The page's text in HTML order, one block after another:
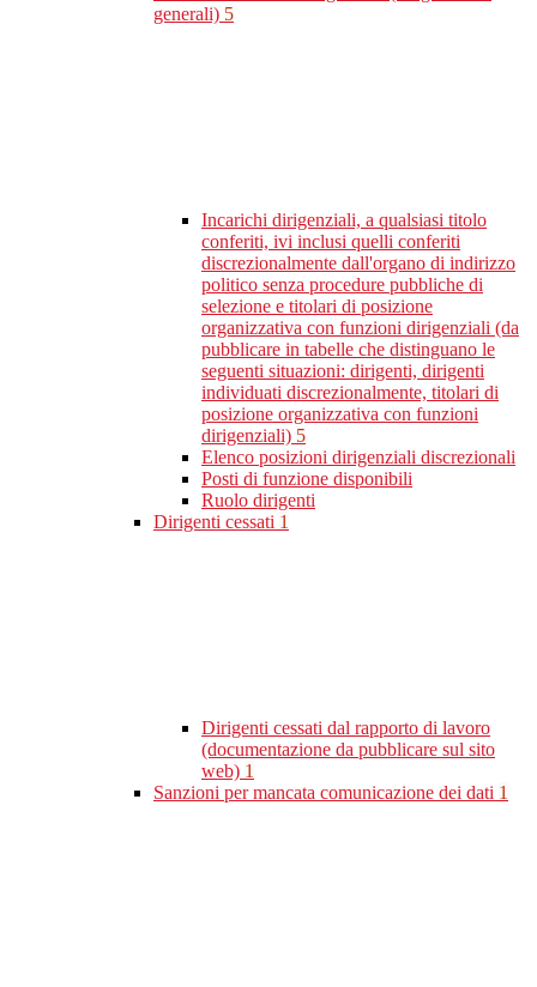
generali) 5
Incarichi dirigenziali, a qualsiasi titolo
conferiti, ivi inclusi quelli conferiti
discrezionalmente dall'organo di indirizzo
politico senza procedure pubbliche di
selezione e titolari di posizione
organizzativa con funzioni dirigenziali (da
pubblicare in tabelle che distinguano le
seguenti situazioni: dirigenti, dirigenti
individuati discrezionalmente, titolari di
posizione organizzativa con funzioni
dirigenziali) 5
Elenco posizioni dirigenziali discrezionali
Posti di funzione disponibili
Ruolo dirigenti
Dirigenti cessati 1
Dirigenti cessati dal rapporto di lavoro
(documentazione da pubblicare sul sito
web) 1
Sanzioni per mancata comunicazione dei dati 1